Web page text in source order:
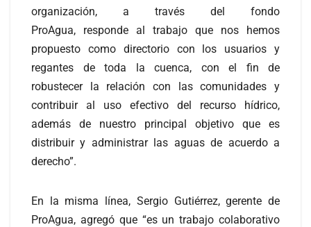
organización, a través del fondo
ProAgua, responde al trabajo que nos hemos
propuesto como directorio con los usuarios y
regantes de toda la cuenca, con el fin de
robustecer la relación con las comunidades y
contribuir al uso efectivo del recurso hídrico,
además de nuestro principal objetivo que es
distribuir y administrar las aguas de acuerdo a
derecho”.
En la misma línea, Sergio Gutiérrez, gerente de
ProAgua, agregó que “es un trabajo colaborativo